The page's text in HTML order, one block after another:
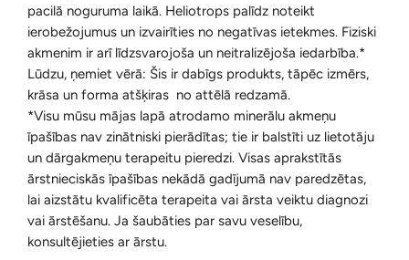
pacilā noguruma laikā. Heliotrops palīdz noteikt
ierobežojumus un izvairīties no negatīvas ietekmes. Fiziski
akmenim ir arī līdzsvarojoša un neitralizējoša iedarbība.*
Lūdzu, ņemiet vērā: Šis ir dabīgs produkts, tāpēc izmērs,
krāsa un forma atšķiras no attēlā redzamā.
*Visu mūsu mājas lapā atrodamo minerālu akmeņu
īpašības nav zinātniski pierādītas; tie ir balstīti uz lietotāju
un dārgakmeņu terapeitu pieredzi. Visas aprakstītās
ārstnieciskās īpašības nekādā gadījumā nav paredzētas,
lai aizstātu kvalificēta terapeita vai ārsta veiktu diagnozi
vai ārstēšanu. Ja šaubāties par savu veselību,
konsultējieties ar ārstu.